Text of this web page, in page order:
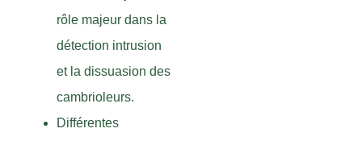
rôle majeur dans la
détection intrusion
et la dissuasion des
cambrioleurs.
Différentes